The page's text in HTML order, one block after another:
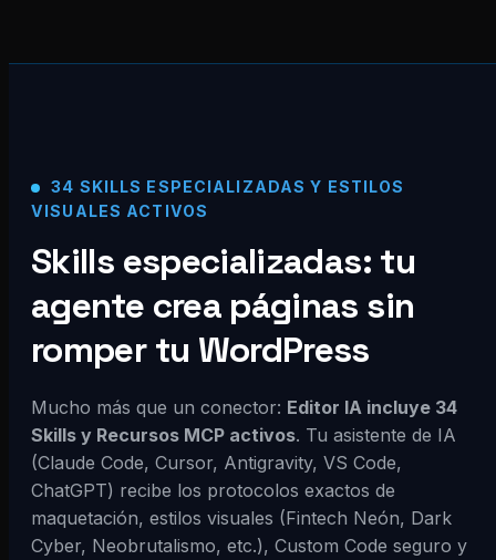
34 SKILLS ESPECIALIZADAS Y ESTILOS
VISUALES ACTIVOS
Skills especializadas: tu
agente crea páginas sin
romper tu WordPress
Mucho más que un conector: Editor IA incluye 34
Skills y Recursos MCP activos. Tu asistente de IA
(Claude Code, Cursor, Antigravity, VS Code,
ChatGPT) recibe los protocolos exactos de
maquetación, estilos visuales (Fintech Neón, Dark
Cyber, Neobrutalismo, etc.), Custom Code seguro y